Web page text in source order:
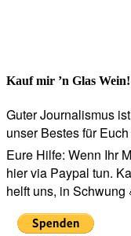
Kauf mir ’n Glas Wein!
Guter Journalismus
unser Bestes für
Eure Hilfe: Wenn Ihr
hier via Paypal tun.
helft uns, in Schwung